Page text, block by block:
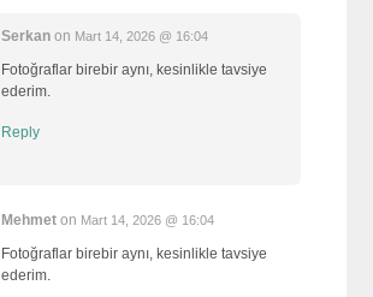
Serkan on Mart 14, 2026 @ 16:04
Fotoğraflar birebir aynı, kesinlikle tavsiye
ederim.
Reply
Mehmet on Mart 14, 2026 @ 16:04
Fotoğraflar birebir aynı, kesinlikle tavsiye
ederim.